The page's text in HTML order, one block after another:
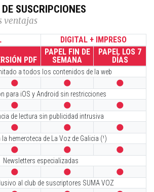
SUSCRIPCIONES
ventajas
DIGITAL + IMPRESO
PDF
PAPEL FIN DE
SEMANA
PAPEL LOS 7
DÍAS
a todos los contenidos de la web
  
para iOS y Android sin restricciones
  
de lectura sin publicidad intrusiva
  
hemeroteca de La Voz de Galicia (¹)
  
Newsletters especializadas
  
al club de suscriptores SUMA VOZ